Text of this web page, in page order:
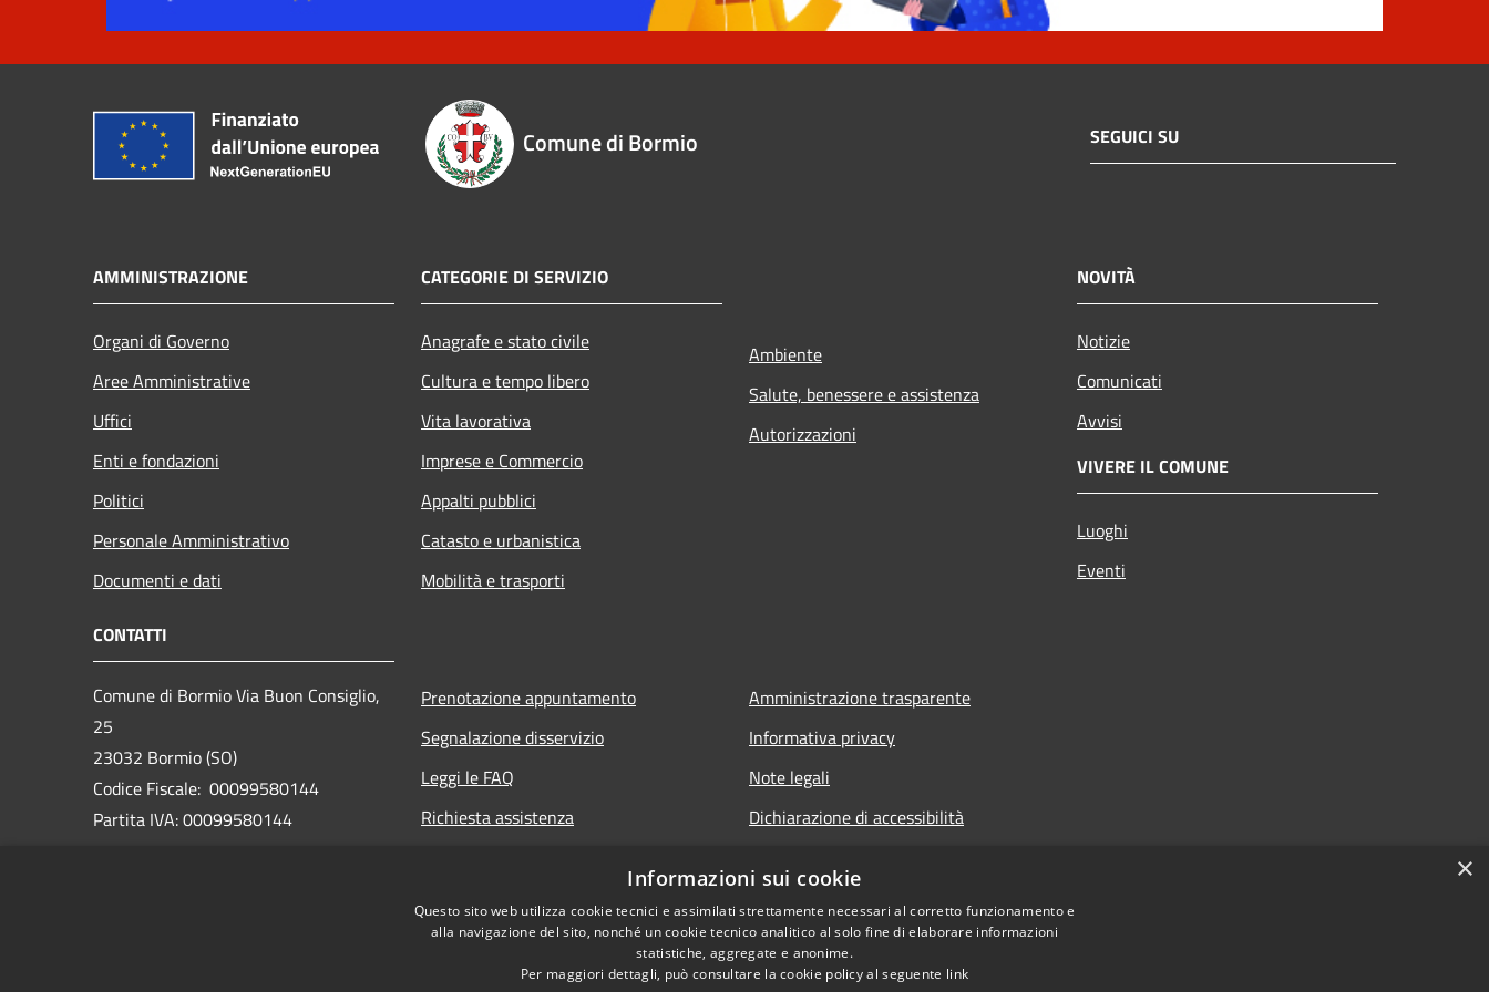
Comune di Bormio SEGUICI SU
AMMINISTRAZIONE
Organi di Governo
Aree Amministrative
Uffici
Enti e fondazioni
Politici
Personale Amministrativo
Documenti e dati
CATEGORIE DI SERVIZIO
Anagrafe e stato civile
Cultura e tempo libero
Vita lavorativa
Imprese e Commercio
Appalti pubblici
Catasto e urbanistica
Mobilità e trasporti
Ambiente
Salute, benessere e assistenza
Autorizzazioni
NOVITÀ
Notizie
Comunicati
Avvisi
VIVERE IL COMUNE
Luoghi
Eventi
CONTATTI
Comune di Bormio Via Buon Consiglio,
25
23032 Bormio (SO)
Codice Fiscale: 00099580144
Partita IVA: 00099580144
Prenotazione appuntamento
Segnalazione disservizio
Leggi le FAQ
Richiesta assistenza
Amministrazione trasparente
Informativa privacy
Note legali
Dichiarazione di accessibilità
×
Informazioni sui cookie
Questo sito web utilizza cookie tecnici e assimilati strettamente necessari al corretto funzionamento e
alla navigazione del sito, nonché un cookie tecnico analitico al solo fine di elaborare informazioni
statistiche, aggregate e anonime.
Per maggiori dettagli, può consultare la cookie policy al seguente link